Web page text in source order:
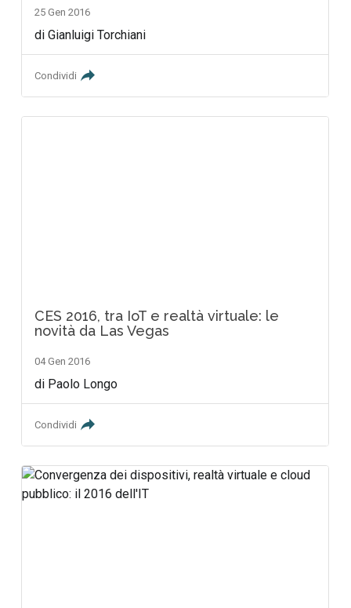
25 Gen 2016
di Gianluigi Torchiani
Condividi
CES 2016, tra IoT e realtà virtuale: le
novità da Las Vegas
04 Gen 2016
di Paolo Longo
Condividi